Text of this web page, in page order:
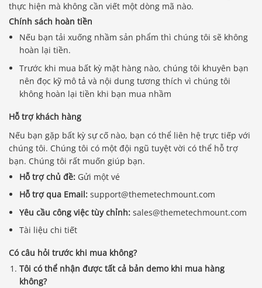
thực hiện mà không cần viết một dòng mã nào.
Chính sách hoàn tiền
Nếu bạn tải xuống nhầm sản phẩm thì chúng tôi sẽ không
hoàn lại tiền.
Trước khi mua bất kỳ mặt hàng nào, chúng tôi khuyên bạn
nên đọc kỹ mô tả và nội dung tương thích vì chúng tôi
không hoàn lại tiền khi bạn mua nhầm
Hỗ trợ khách hàng
Nếu bạn gặp bất kỳ sự cố nào, bạn có thể liên hệ trực tiếp với
chúng tôi. Chúng tôi có một đội ngũ tuyệt vời có thể hỗ trợ
bạn. Chúng tôi rất muốn giúp bạn.
Hỗ trợ chủ đề: Gửi một vé
Hỗ trợ qua Email: support@themetechmount.com
Yêu cầu công việc tùy chỉnh: sales@themetechmount.com
Tài liệu chi tiết
Có câu hỏi trước khi mua không?
Tôi có thể nhận được tất cả bản demo khi mua hàng
không?